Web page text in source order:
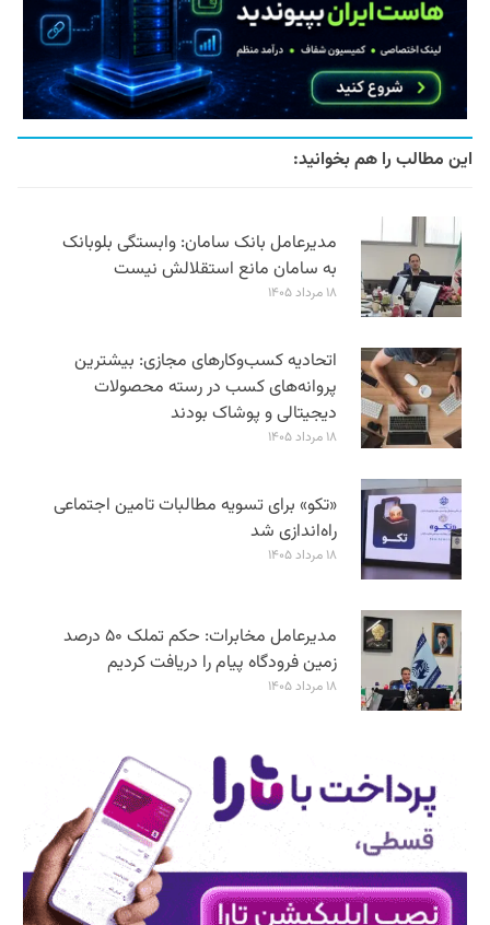
این مطالب را هم بخوانید:
مدیرعامل بانک سامان: وابستگی بلوبانک
به سامان مانع استقلالش نیست
۱۸ مرداد ۱۴۰۵
اتحادیه کسب‌وکارهای مجازی: بیشترین
پروانه‌های کسب در رسته محصولات
دیجیتالی و پوشاک بودند
۱۸ مرداد ۱۴۰۵
«تکو» برای تسویه مطالبات تامین اجتماعی
راه‌اندازی شد
۱۸ مرداد ۱۴۰۵
مدیرعامل مخابرات: حکم تملک ۵۰ درصد
زمین فرودگاه پیام را دریافت کردیم
۱۸ مرداد ۱۴۰۵